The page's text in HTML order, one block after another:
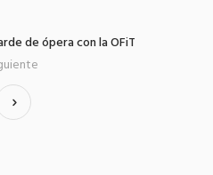
de ópera con la OFiT